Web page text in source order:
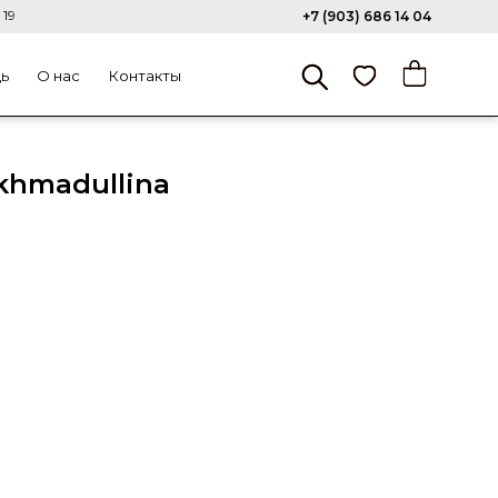
О нас Контакты
+7 (903) 686 14 04